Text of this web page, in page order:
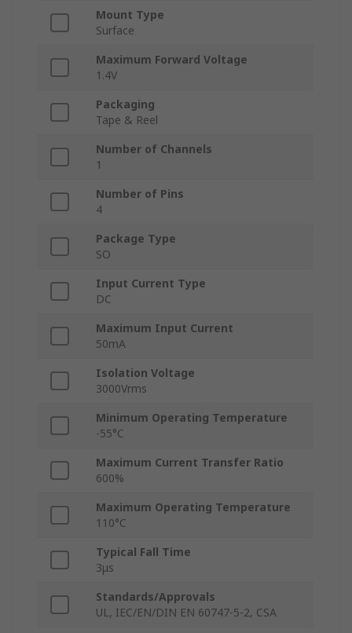
Mount Type
Surface
Maximum Forward Voltage
1.4V
Packaging
Tape & Reel
Number of Channels
1
Number of Pins
4
Package Type
SO
Input Current Type
DC
Maximum Input Current
50mA
Isolation Voltage
3000Vrms
Minimum Operating Temperature
-55°C
Maximum Current Transfer Ratio
600%
Maximum Operating Temperature
110°C
Typical Fall Time
3μs
Standards/Approvals
UL, IEC/EN/DIN EN 60747-5-2, CSA